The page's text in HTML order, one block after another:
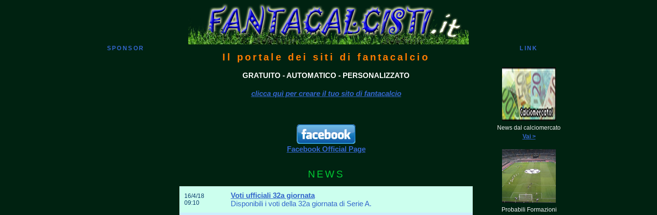
SPONSOR
Il portale dei siti di fantacalcio
GRATUITO - AUTOMATICO - PERSONALIZZATO
clicca quì per creare il tuo sito di fantacalcio
Facebook Official Page
NEWS
16/4/18
09:10
Voti ufficiali 32a giornata
Disponibili i voti della 32a giornata di Serie A.
LINK
News dal calciomercato
Vai >
Probabili Formazioni